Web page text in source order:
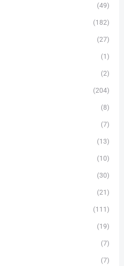
(49)
(182)
(27)
(1)
(2)
(204)
(8)
(7)
(13)
(10)
(30)
(21)
(111)
(19)
(7)
(7)